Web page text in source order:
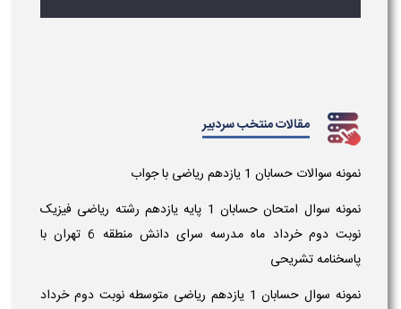
مقالات منتخب سردبیر
نمونه سوالات حسابان 1 یازدهم ریاضی با جواب
نمونه سوال امتحان حسابان 1 پایه یازدهم رشته ریاضی فیزیک
نوبت دوم خرداد ماه مدرسه سرای دانش منطقه 6 تهران با
پاسخنامه تشریحی
نمونه سوال حسابان 1 یازدهم ریاضی متوسطه نوبت دوم خرداد